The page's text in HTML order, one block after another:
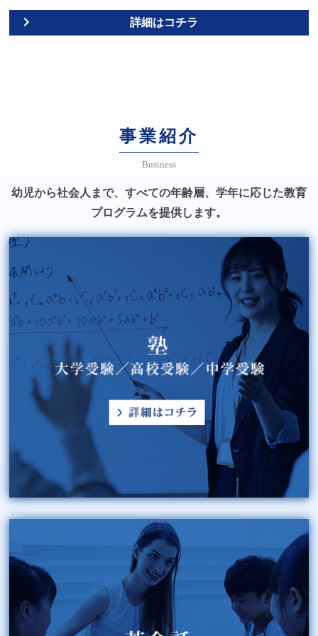
詳細はコチラ
事業紹介
Business
幼児から社会人まで、すべての年齢層、学年に応じた教育
プログラムを提供します。